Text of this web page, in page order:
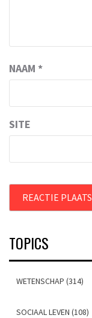
NAAM *
SITE
TOPICS
WETENSCHAP (314)
SOCIAAL LEVEN (108)